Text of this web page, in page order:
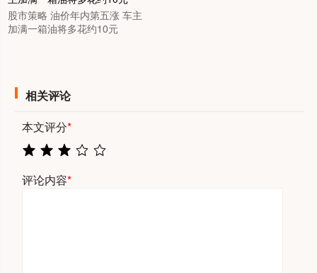
股市策略 油价年内第五涨 车主
加满一箱油将多花约10元
相关评论
本文评分*
评论内容*